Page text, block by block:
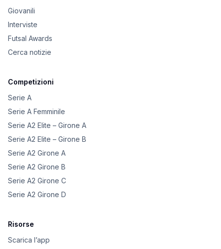
Giovanili
Interviste
Futsal Awards
Cerca notizie
Competizioni
Serie A
Serie A Femminile
Serie A2 Elite – Girone A
Serie A2 Elite – Girone B
Serie A2 Girone A
Serie A2 Girone B
Serie A2 Girone C
Serie A2 Girone D
Risorse
Scarica l’app